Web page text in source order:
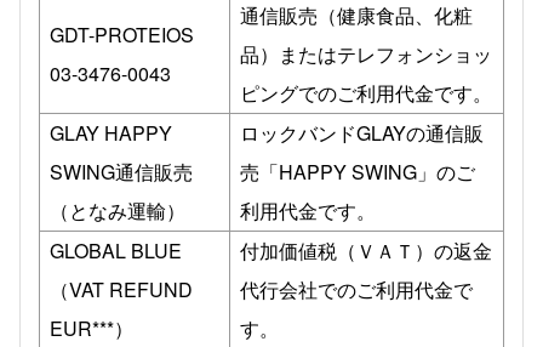
GDT-PROTEIOS
03-3476-0043
通信販売（健康食品、化粧
品）またはテレフォンショッ
ピングでのご利用代金です。
GLAY HAPPY
SWING通信販売
（となみ運輸）
ロックバンドGLAYの通信販
売「HAPPY SWING」のご
利用代金です。
GLOBAL BLUE
（VAT REFUND
EUR***）
付加価値税（ＶＡＴ）の返金
代行会社でのご利用代金で
す。